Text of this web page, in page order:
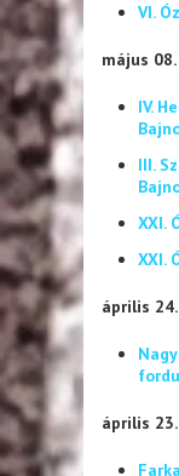
VI.
május 08.
IV.
III.
XXI.
XXI.
április 24.
április 23.